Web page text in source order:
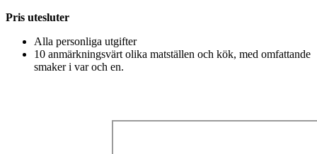
Pris utesluter
Alla personliga utgifter
10 anmärkningsvärt olika matställen och kök, med omfattande
smaker i var och en.